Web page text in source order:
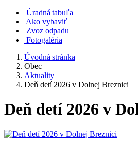
Úradná tabuľa
Ako vybaviť
Zvoz odpadu
Fotogaléria
Úvodná stránka
Obec
Aktuality
Deň detí 2026 v Dolnej Breznici
Deň detí 2026 v